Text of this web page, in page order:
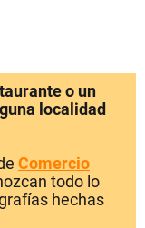
o un
localidad
Comercio
todo lo
hechas